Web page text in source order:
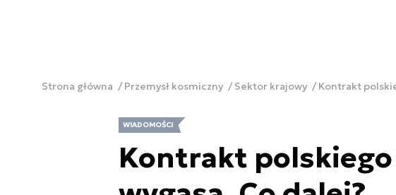
Strona główna Przemysł kosmiczny Sektor krajowy Kontrakt
WIADOMOŚCI
Kontrakt